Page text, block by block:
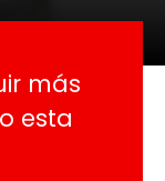
más
esta